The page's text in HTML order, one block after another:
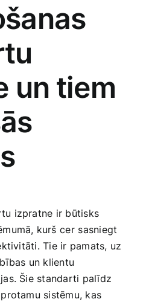
un⁤ tiem⁢
izpratne ir būtisks
kurš ⁤cer ⁢sasniegt
Tie ir pamats, uz
un klientu
Šie ‌standarti palīdz
sistēmu, kas